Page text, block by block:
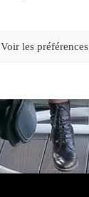
Voir les préférences